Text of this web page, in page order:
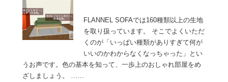
FLANNEL SOFAでは160種類以上の生地
を取り扱っています。 そこでよくいただ
くのが「いっぱい種類がありすぎて何が
いいのかわからなくなっちゃった」とい
うお声です。色の基本を知って、一歩上のおしゃれ部屋をめ
ざしましょう。 ……